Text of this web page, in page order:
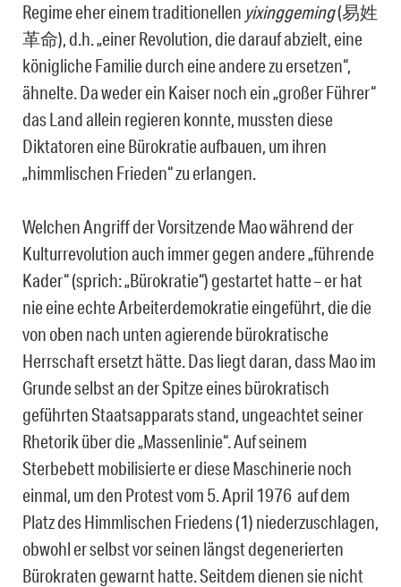
Regime eher einem traditionellen yixinggeming(易姓
革命), d.h. „einer Revolution, die darauf abzielt, eine
königliche Familie durch eine andere zu ersetzen“,
ähnelte. Da weder ein Kaiser noch ein „großer Führer“
das Land allein regieren konnte, mussten diese
Diktatoren eine Bürokratie aufbauen, um ihren
„himmlischen Frieden“ zu erlangen.
Welchen Angriff der Vorsitzende Mao während der
Kulturrevolution auch immer gegen andere „führende
Kader“ (sprich: „Bürokratie“) gestartet hatte – er hat
nie eine echte Arbeiterdemokratie eingeführt, die die
von oben nach unten agierende bürokratische
Herrschaft ersetzt hätte. Das liegt daran, dass Mao im
Grunde selbst an der Spitze eines bürokratisch
geführten Staatsapparats stand, ungeachtet seiner
Rhetorik über die „Massenlinie“. Auf seinem
Sterbebett mobilisierte er diese Maschinerie noch
einmal, um den Protest vom 5. April 1976 auf dem
Platz des Himmlischen Friedens (1) niederzuschlagen,
obwohl er selbst vor seinen längst degenerierten
Bürokraten gewarnt hatte. Seitdem dienen sie nicht